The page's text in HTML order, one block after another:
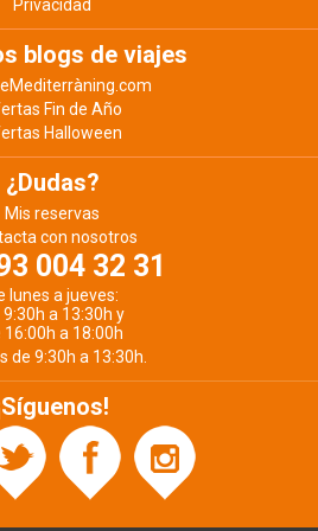
Privacidad
blogs de viajes
Fin de Año
Halloween
¿Dudas?
Mis reservas
con nosotros
004 32 31
lunes a jueves:
9:30h a 13:30h y
16:00h a 18:00h
de 9:30h a 13:30h.